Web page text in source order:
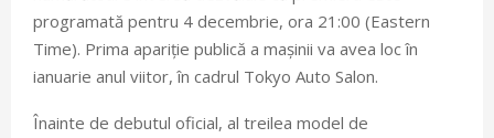
programată pentru 4 decembrie, ora 21:00 (Eastern
Time). Prima apariție publică a mașinii va avea loc în
ianuarie anul viitor, în cadrul Tokyo Auto Salon.
Înainte de debutul oficial, al treilea model de